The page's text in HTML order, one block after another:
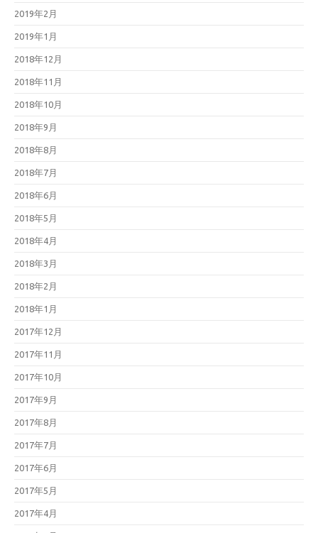
2019年2月
2019年1月
2018年12月
2018年11月
2018年10月
2018年9月
2018年8月
2018年7月
2018年6月
2018年5月
2018年4月
2018年3月
2018年2月
2018年1月
2017年12月
2017年11月
2017年10月
2017年9月
2017年8月
2017年7月
2017年6月
2017年5月
2017年4月